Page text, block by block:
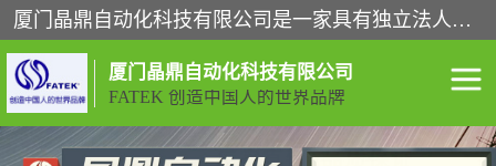
厦门晶鼎自动化科技有限公司是一家具有独立法人资格的高新技术企业；代理销售的产品有台湾威纶触摸屏，魏德米勒全系列，永宏触摸屏,威纶触摸屏,台湾威纶weinview触摸屏,台湾永宏PLC，FATEK,永宏伺服,图儿克总线，施耐德，欧姆龙，西门子，富士变频，K&N蓝系列， BUSSMANN，松下变频器，丹佛斯变频器等。
厦门晶鼎自动化科技有限公司
FATEK 创造中国人的世界品牌